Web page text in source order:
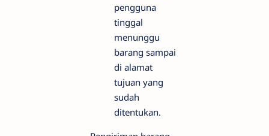
pengguna
tinggal
menunggu
barang sampai
di alamat
tujuan yang
sudah
ditentukan.